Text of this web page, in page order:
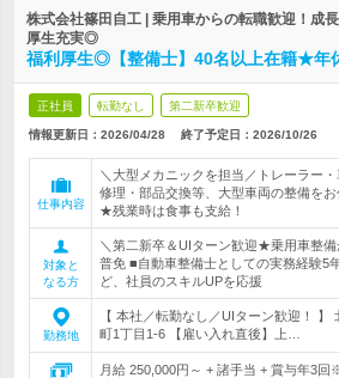
株式会社篠田自工 | 乗用車からの転職歓迎！成
厚生充実◎
福利厚生◎【整備士】40名以上在籍★年
正社員 転勤なし 第二新卒歓迎
情報更新日：2026/04/28 終了予定日： 2026/10/26
仕事内容
＼大型メカニックを担当／トレーラー
修理・部品交換等、大型車両の整備を
★残業時は食事も支給！
対象と
なる方
＼第二新卒＆UIターン歓迎★乗用車整
普免 ■自動車整備士としての実務経験5
ど、社員のスキルUPを応援
勤務地
【 本社／転勤なし／UIターン歓迎！ 】
町1丁目1-6 【雇い入れ直後】上…
月給 250,000円～ + 諸手当 + 賞与年3